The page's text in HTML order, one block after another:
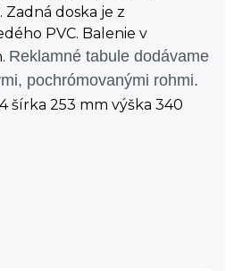
doska je z
PVC. Balenie v
Reklamné tabule dodávame
pochrómovanými rohmi.
šírka 253 mm výška 340